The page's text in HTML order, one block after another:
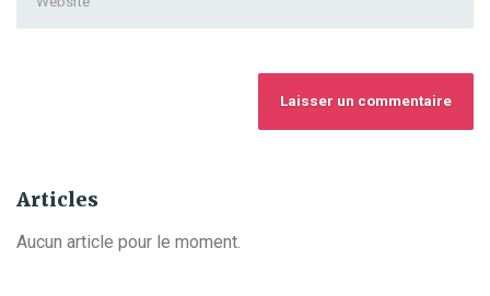
Articles
Aucun article pour le moment.